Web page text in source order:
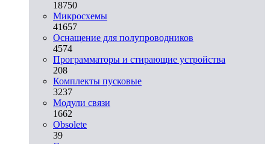
18750
Микросхемы
41657
Оснащение для полупроводников
4574
Программаторы и стирающие устройства
208
Комплекты пусковые
3237
Модули связи
1662
Obsolete
39